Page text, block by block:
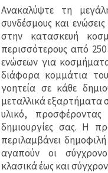
τη σωστή
λειτουργία
του
ιστότοπου,
βελτιώσουμε
την
εμπειρία
σας και, με
τη
συγκατάθεσή
σας, να
αναλύουμε
την
επισκεψιμότητα
και να
προβάλλουμε
πιο σχετικό
Ανακαλύψτε τη
συνδέσμους και
στην κατασκευή
περισσότερους από
ενώσεων για
διάφορα κομμάτια
γοητεία σε κάθε
μεταλλικά εξαρτήματα
υλικό, προσφέροντας
δημιουργίες σας. Η
περιλαμβάνει
αγαπούν οι
κλασικά έως και